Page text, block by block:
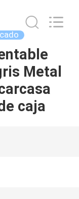
Metal
caja